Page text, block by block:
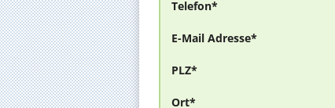
Telefon*
E-Mail Adresse*
PLZ*
Ort*